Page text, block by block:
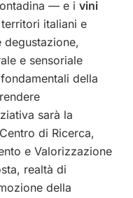
— e i vini
italiani e
degustazione,
e sensoriale
della
sarà la
di Ricerca,
e Valorizzazione
realtà di
della